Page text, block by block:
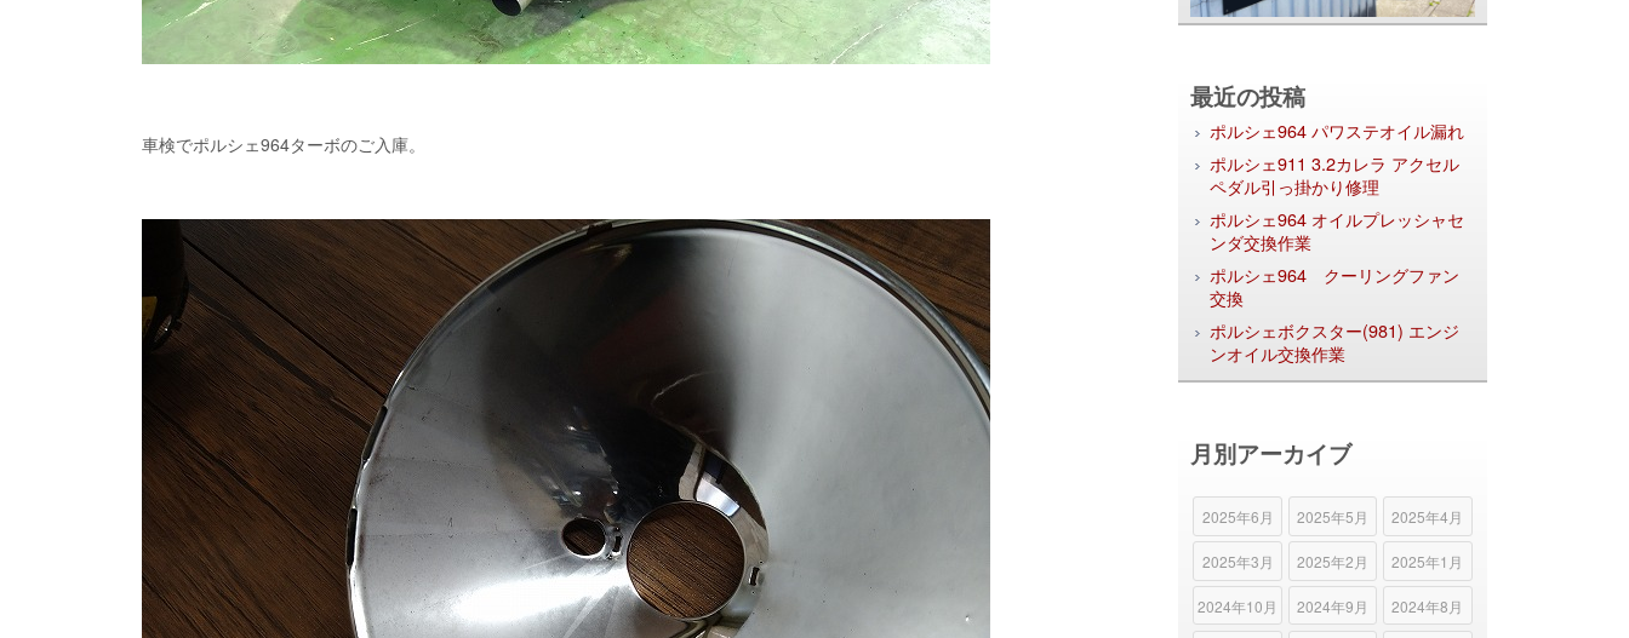
車検でポルシェ964ターボのご入庫。
最近の投稿
ポルシェ964 パワステオイル漏れ
ポルシェ911 3.2カレラ アクセル
ペダル引っ掛かり修理
ポルシェ964 オイルプレッシャセ
ンダ交換作業
ポルシェ964 クーリングファン
交換
ポルシェボクスター(981) エンジ
ンオイル交換作業
月別アーカイブ
2025年6月 2025年5月 2025年4月
2025年3月 2025年2月 2025年1月
2024年10月 2024年9月 2024年8月